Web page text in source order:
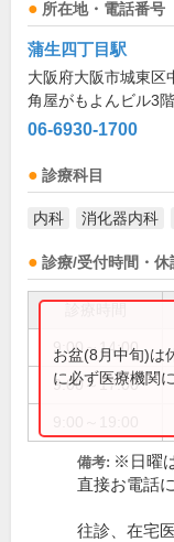
所在地・電話番号
蒲生四丁目駅
大阪府大阪市城東区
角屋がもよんビル3階
06-6930-1700
診療科目
内科 消化器内科
診療/受付時間・休
9:00～14:00
9:00～17:00
お盆(8月中旬)は
に必ず医療機関
備考: ※日曜
直接お電話
往診、在宅